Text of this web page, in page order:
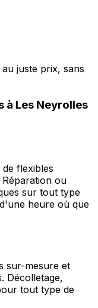
juste prix, sans
à Les Neyrolles
flexibles
ou
sur tout type
heure où que
sur-mesure et
Décolletage,
tout type de